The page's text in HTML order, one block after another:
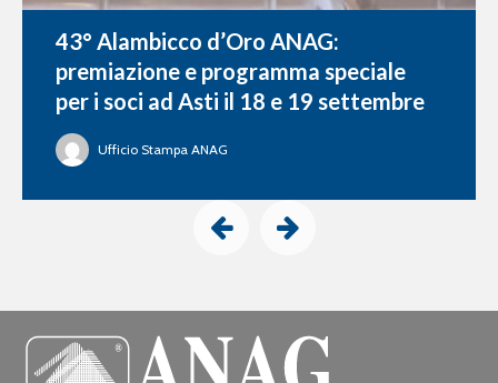
43° Alambicco d’Oro ANAG:
premiazione e programma speciale
per i soci ad Asti il 18 e 19 settembre
Ufficio Stampa ANAG